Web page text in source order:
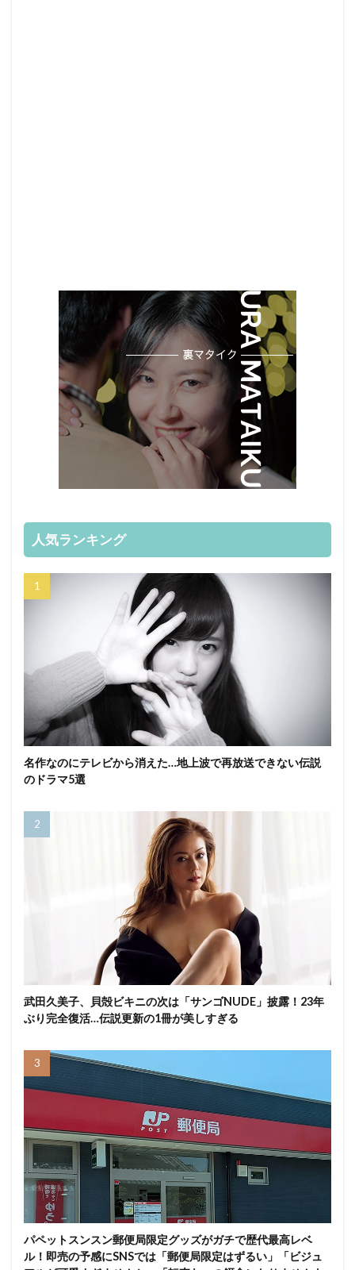
人気ランキング
名作なのにテレビから消えた…地上波で再放送できない伝説
のドラマ5選
武田久美子、貝殻ビキニの次は「サンゴNUDE」披露！23年
ぶり完全復活…伝説更新の1冊が美しすぎる
パペットスンスン郵便局限定グッズがガチで歴代最高レベ
ル！即売の予感にSNSでは「郵便局限定はずるい」「ビジュ